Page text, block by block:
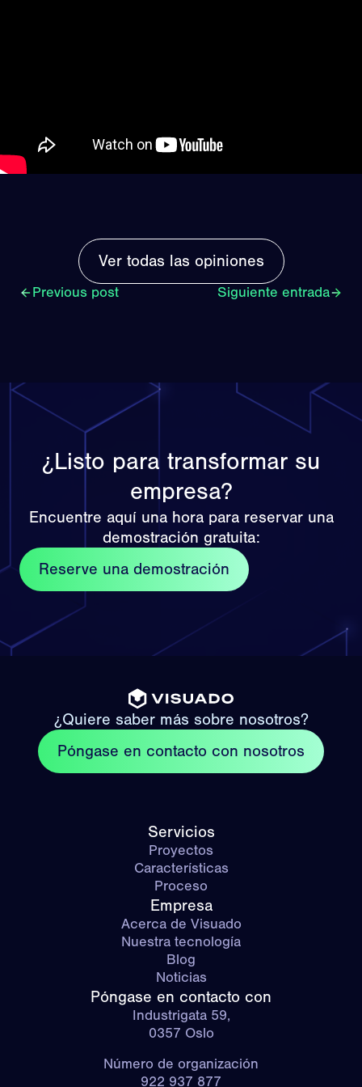
Ver todas las opiniones
Previous post Siguiente entrada
¿Listo para transformar su
empresa?
Encuentre aquí una hora para reservar una
demostración gratuita:
Reserve una demostración
¿Quiere saber más sobre nosotros?
Póngase en contacto con nosotros
Servicios
Proyectos
Características
Proceso
Empresa
Acerca de Visuado
Nuestra tecnología
Blog
Noticias
Póngase en contacto con
Industrigata 59,
0357 Oslo
Número de organización
922 937 877